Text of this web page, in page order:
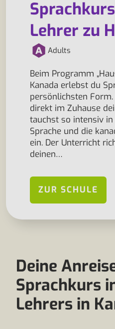
Lehrer zu
Adults
Beim Programm
Kanada erlebst du
persönlichsten
direkt im Zuhause
tauchst so intensiv
Sprache und die
ein. Der Unterricht
deinen…
ZUR SCHULE
Deine
Sprachkurs
Lehrers in